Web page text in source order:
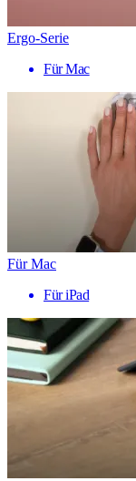
Ergo-Serie
Für Mac
Für Mac
Für iPad